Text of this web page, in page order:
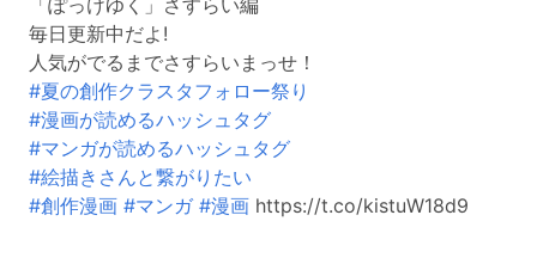
「ぽっけゆく」さすらい編
毎日更新中だよ!
人気がでるまでさすらいまっせ！
#夏の創作クラスタフォロー祭り
#漫画が読めるハッシュタグ
#マンガが読めるハッシュタグ
#絵描きさんと繋がりたい
#創作漫画 #マンガ #漫画 https://t.co/kistuW18d9